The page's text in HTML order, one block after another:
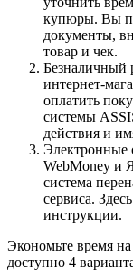
купюры. Вы
документы,
товар и чек.
Безналичный
интернет-
оплатить
системы
действия и
Электронные
WebMoney и
система
сервиса.
инструкции.
Экономьте время
доступно 4